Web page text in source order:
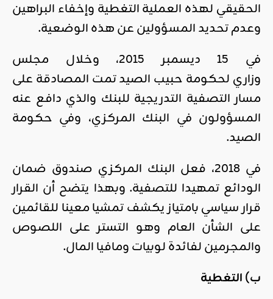
الحقيقي لهذه العملية التغطية وإخفاء البراهين
وعدم تحديد المسؤولين عن هذه الوضعية.
في 15 ديسمبر 2015، وخلال مجلس
وزاري لحكومة حبيب الصيد تمت المصادقة على
مسار التصفية التدريجية للبنك والذي دافع عنه
المسؤولون في البنك المركزي، وفي حكومة
الصيد.
في 2018، فعل البنك المركزي صندوق ضمان
الودائع تمهيدا للتصفية. وبهذا يتضح أن القرار
قرار سياسي بامتياز يكشف تمشيا معينا للقائمين
على الشأن العام وهو التستر على اللصوص
والمجرمين لفائدة لوبيات ومافيا المال.
ب) التغطية